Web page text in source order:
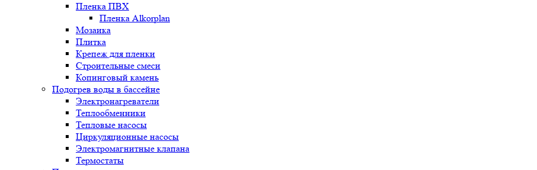
Пленка ПВХ
Пленка Alkorplan
Мозаика
Плитка
Крепеж для пленки
Строительные смеси
Копинговый камень
Подогрев воды в бассейне
Электронагреватели
Теплообменники
Тепловые насосы
Циркуляционные насосы
Электромагнитные клапана
Термостаты